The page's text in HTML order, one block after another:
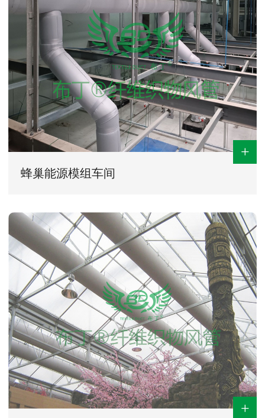
+
蜂巢能源模组车间
+